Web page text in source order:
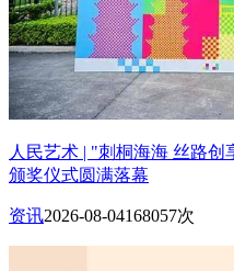
人民艺术 | "刺桐海海 丝路
颁奖仪式圆满落幕
资讯2026-08-04168057次